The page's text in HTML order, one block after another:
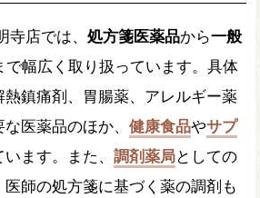
寺店では、 処方箋医薬品から一般
で幅広く取り扱っています。具体
鎮痛剤、胃腸薬、アレルギー薬
医薬品のほか、 健康食品やサプ
ます。また、 調剤薬局としての
師の処方箋に基づく薬の調剤も